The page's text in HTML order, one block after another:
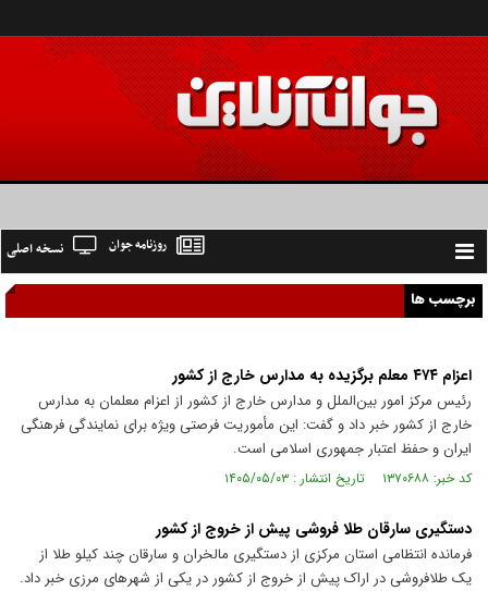
Toggle
navigation
نسخه اصلی روزنامه جوان
برچسب ها
اعزام ۴۷۴ معلم برگزیده به مدارس خارج از کشور
رئیس مرکز امور بین‌الملل و مدارس خارج از کشور از اعزام معلمان به مدارس
خارج از کشور خبر داد و گفت: این مأموریت فرصتی ویژه برای نمایندگی فرهنگی
ایران و حفظ اعتبار جمهوری اسلامی است.
کد خبر: ۱۳۷۰۶۸۸ تاریخ انتشار : ۱۴۰۵/۰۵/۰۳
دستگیری سارقان طلا فروشی پیش از خروج از کشور
فرمانده انتظامی استان مرکزی از دستگیری مالخران و سارقان چند کیلو طلا از
یک طلافروشی در اراک پیش از خروج از کشور در یکی از شهر‌های مرزی خبر داد.